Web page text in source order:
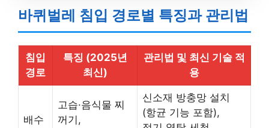
바퀴벌레 침입 경로별 특징과 관리법
침입
경로
특징 (2025년
최신)
관리법 및 최신 기술 적
용
배수
고습·음식물 찌
꺼기,
신소재 방충망 설치
(항균 기능 포함),